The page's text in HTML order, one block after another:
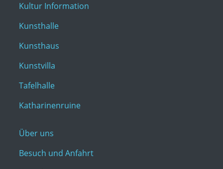
Kultur Information
Kunsthalle
Kunsthaus
Kunstvilla
Tafelhalle
Katharinenruine
Über uns
Besuch und Anfahrt